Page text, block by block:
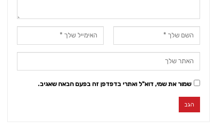
שמור את שמי, דוא"ל ואתרי בדפדפן זה בפעם הבאה שאגיב.